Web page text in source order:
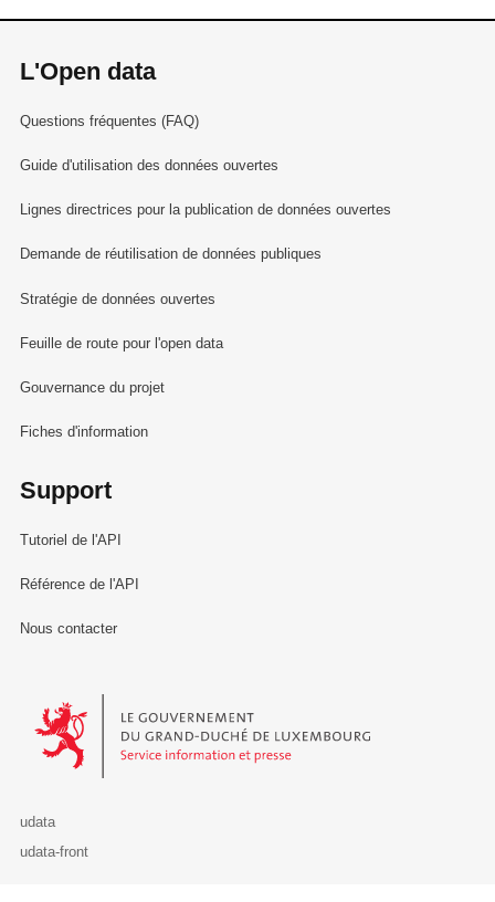
L'Open data
Questions fréquentes (FAQ)
Guide d'utilisation des données ouvertes
Lignes directrices pour la publication de données ouvertes
Demande de réutilisation de données publiques
Stratégie de données ouvertes
Feuille de route pour l'open data
Gouvernance du projet
Fiches d'information
Support
Tutoriel de l'API
Référence de l'API
Nous contacter
Le Gouvernement du Grand-Duché de Luxembourg - Service
udata
udata-front